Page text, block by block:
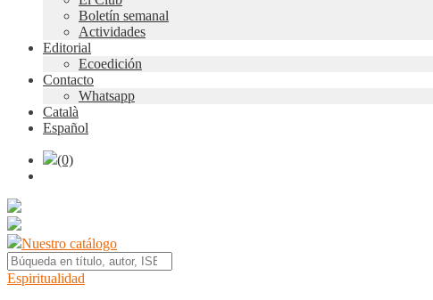
Boletín semanal
Actividades
Editorial
Ecoedición
Contacto
Whatsapp
Català
Español
(0)
Nuestro catálogo
Espiritualidad